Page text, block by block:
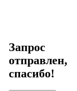
Запрос
отправлен,
спасибо!